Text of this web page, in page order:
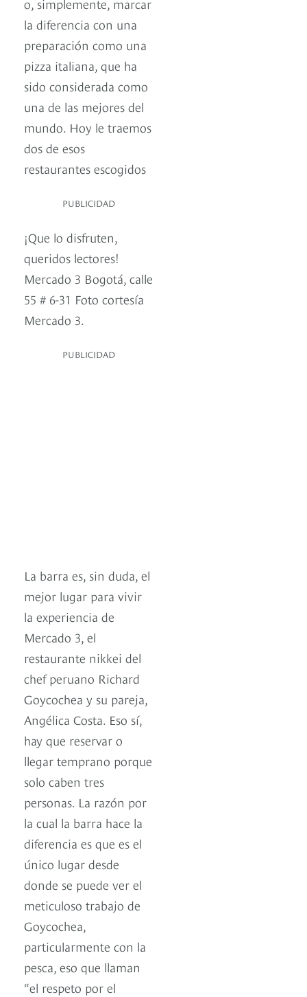
la diferencia con una
preparación como una
pizza italiana, que ha
sido considerada como
una de las mejores del
mundo. Hoy le traemos
dos de esos
restaurantes escogidos
PUBLICIDAD
¡Que lo disfruten,
queridos lectores!
Mercado 3 Bogotá, calle
55 # 6-31 Foto cortesía
Mercado 3.
PUBLICIDAD
La barra es, sin duda, el
mejor lugar para vivir
la experiencia de
Mercado 3, el
restaurante nikkei del
chef peruano Richard
Goycochea y su pareja,
Angélica Costa. Eso sí,
hay que reservar o
llegar temprano porque
solo caben tres
personas. La razón por
la cual la barra hace la
diferencia es que es el
único lugar desde
donde se puede ver el
meticuloso trabajo de
Goycochea,
particularmente con la
pesca, eso que llaman
“el respeto por el